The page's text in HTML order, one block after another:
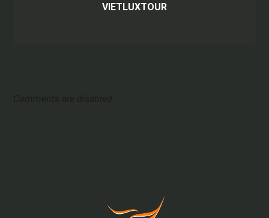
VIETLUXTOUR